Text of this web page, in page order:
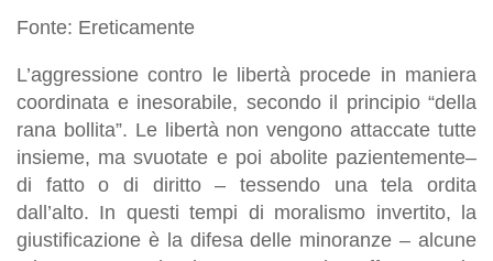
Fonte: Ereticamente
L’aggressione contro le libertà procede in maniera
coordinata e inesorabile, secondo il principio “della
rana bollita”. Le libertà non vengono attaccate tutte
insieme, ma svuotate e poi abolite pazientemente–
di fatto o di diritto – tessendo una tela ordita
dall’alto. In questi tempi di moralismo invertito, la
giustificazione è la difesa delle minoranze – alcune